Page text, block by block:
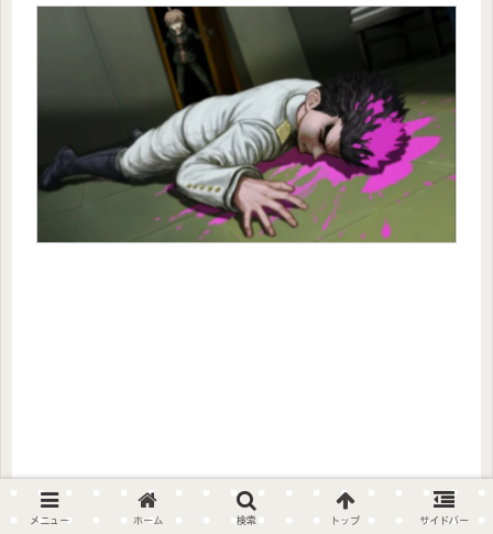
メニュー ホーム 検索 トップ サイドバー